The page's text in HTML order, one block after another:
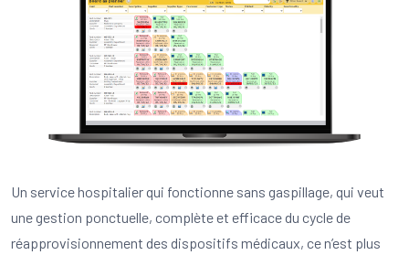
Un service hospitalier qui fonctionne sans gaspillage, qui veut
une gestion ponctuelle, complète et efficace du cycle de
réapprovisionnement des dispositifs médicaux, ce n’est plus